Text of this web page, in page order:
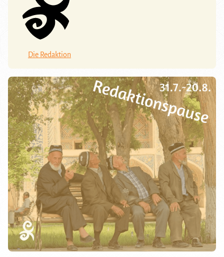
Die Redaktion